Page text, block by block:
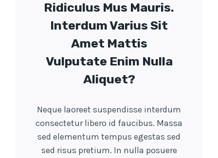
Ridiculus Mus Mauris.
Interdum Varius Sit
Amet Mattis
Vulputate Enim Nulla
Aliquet?
Neque laoreet suspendisse interdum
consectetur libero id faucibus. Massa
sed elementum tempus egestas sed
sed risus pretium. In nulla posuere